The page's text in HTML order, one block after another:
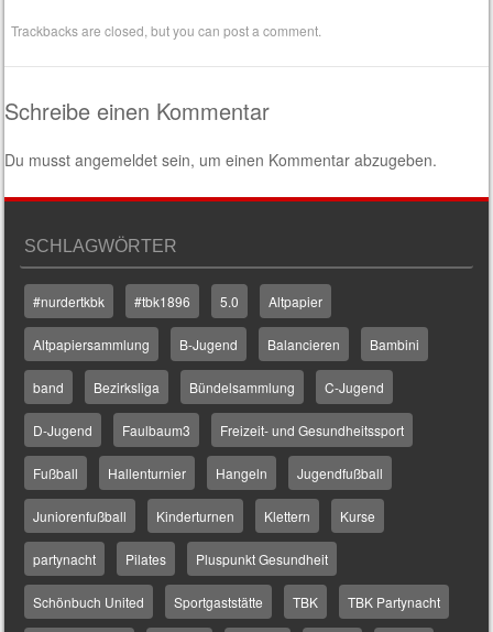
Trackbacks are closed, but you canpost a comment
Schreibe einen Kommentar
Du musstangemeldet sein, um einen Kommentar abzugeben.
SCHLAGWÖRTER
#nurdertkbk #tbk1896 5.0 Altpapier
Altpapiersammlung B-Jugend Balancieren Bambini
band Bezirksliga Bündelsammlung C-Jugend
D-Jugend Faulbaum3 Freizeit- und Gesundheitssport
Fußball Hallenturnier Hangeln Jugendfußball
Juniorenfußball Kinderturnen Klettern Kurse
partynacht Pilates Pluspunkt Gesundheit
Schönbuch United Sportgaststätte TBK TBK Partynacht